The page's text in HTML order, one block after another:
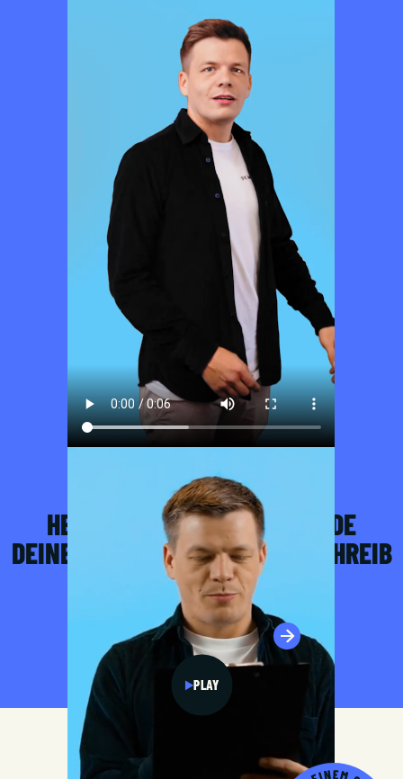
PLAY
KONTAKT
HEY, ICH BIN SIMON. ICH FINDE
DEINEN TRAUMJOB BEI UNS. SCHREIB
MIR GERNE.
RECRUITING KONTAKTIEREN